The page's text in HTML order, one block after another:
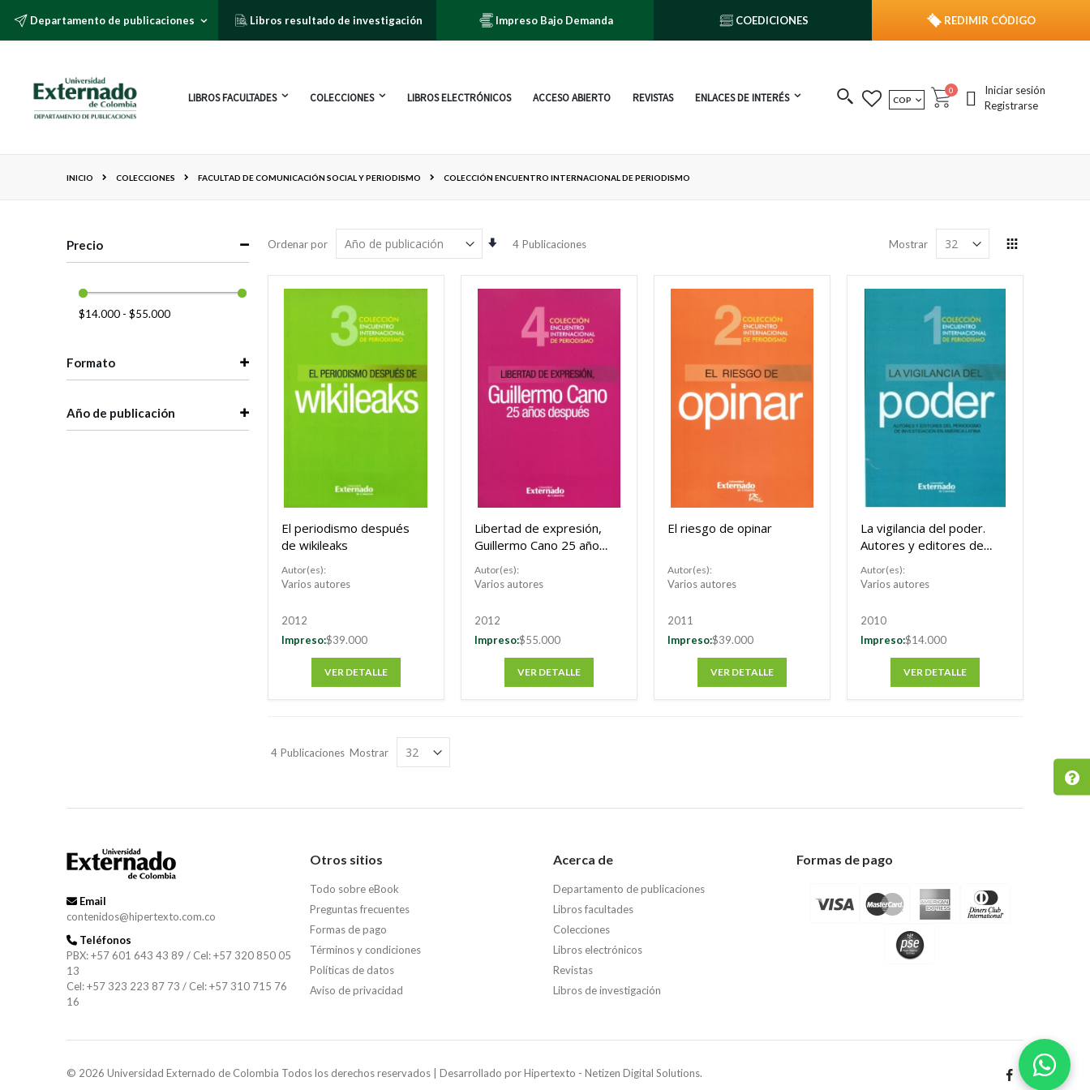
Departamento de publicaciones Libros resultado de investigación Impreso Bajo Demanda COEDICIONES REDIMIR CÓDIGO
LIBROS FACULTADES COLECCIONES LIBROS ELECTRÓNICOS ACCESO ABIERTO REVISTAS ENLACES DE INTERÉS MONEDA
COP Cart
0 publicacionesIniciar sesión
Registrarse
INICIO COLECCIONES FACULTAD DE COMUNICACIÓN SOCIAL Y PERIODISMO COLECCIÓN ENCUENTRO INTERNACIONAL DE PERIODISMO
Ordenar por
Orden
Ver
4 Publicaciones Mostrar
El periodismo después
de wikileaks
Autor(es):
Varios autores
2012
Impreso:$39.000
VER DETALLE
Libertad de expresión,
Guillermo Cano 25 años
Autor(es):
Varios autores
2012
Impreso:$55.000
VER DETALLE
El riesgo de opinar
Autor(es):
Varios autores
2011
Impreso:$39.000
VER DETALLE
La vigilancia del poder.
Autores y editores del
investigación en
Autor(es):
Varios autores
2010
Impreso:$14.000
VER DETALLE
4 Publicaciones Mostrar
Precio
$14.000 - $55.000
Formato
Año de publicación
Email
contenidos@hipertexto.com.co
Teléfonos
PBX: +57 601 643 43 89 / Cel: +57 320 850 05
13
Cel: +57 323 223 87 73 / Cel: +57 310 715 76
16
Otros sitios
Todo sobre eBook
Preguntas frecuentes
Formas de pago
Términos y condiciones
Políticas de datos
Aviso de privacidad
Acerca de
Departamento de publicaciones
Libros facultades
Colecciones
Libros electrónicos
Revistas
Libros de investigación
Formas de pago
© 2026 Universidad Externado de Colombia Todos los derechos reservados | Desarrollado porHipertexto - Netizen Digital Solutions.